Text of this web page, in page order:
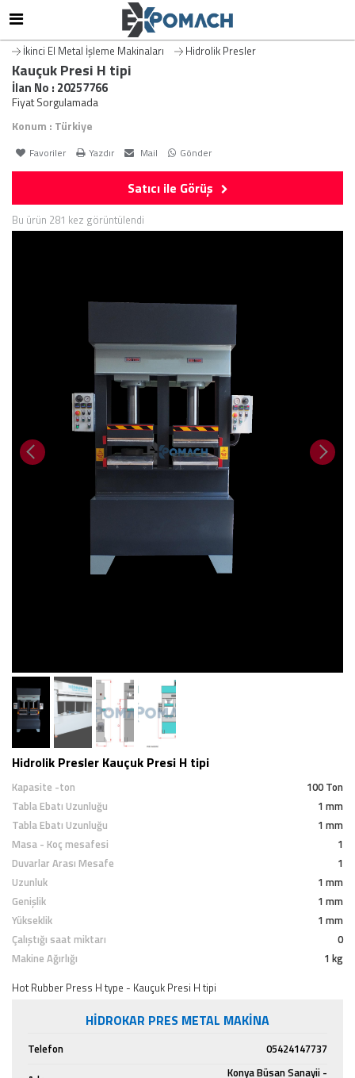
İkinci El Metal İşleme Makinaları Hidrolik Presler
Kauçuk Presi H tipi
İlan No : 20257766
Fiyat Sorgulamada
Konum : Türkiye
Favoriler Yazdır Mail Gönder
Satıcı ile Görüş
Bu ürün 281 kez görüntülendi
Hidrolik Presler Kauçuk Presi H tipi
Kapasite -ton
100 Ton
Tabla Ebatı Uzunluğu
1 mm
Tabla Ebatı Uzunluğu
1 mm
Masa - Koç mesafesi
1
Duvarlar Arası Mesafe
1
Uzunluk
1 mm
Genişlik
1 mm
Yükseklik
1 mm
Çalıştığı saat miktarı
0
Makine Ağırlığı
1 kg
Hot Rubber Press H type - Kauçuk Presi H tipi
HİDROKAR PRES METAL MAKİNA
Telefon
05424147737
Konya Büsan Sanayii -